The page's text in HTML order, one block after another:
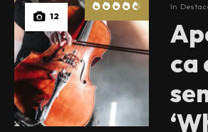
12
In
ca